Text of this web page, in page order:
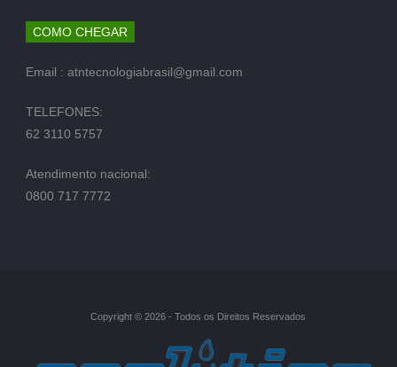
COMO CHEGAR
Email : atntecnologiabrasil@gmail.com
TELEFONES:
62 3110 5757
Atendimento nacional:
0800 717 7772
Copyright © 2026 - Todos os Direitos Reservados